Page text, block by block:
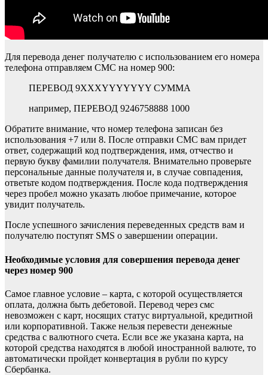
Для перевода денег получателю с использованием его номера
телефона отправляем СМС на номер 900:
ПЕРЕВОД 9XXXYYYYYYY СУММА
например, ПЕРЕВОД 9246758888 1000
Обратите внимание, что номер телефона записан без
использования +7 или 8. После отправки СМС вам придет
ответ, содержащий код подтверждения, имя, отчество и
первую букву фамилии получателя. Внимательно проверьте
персональные данные получателя и, в случае совпадения,
ответьте кодом подтверждения. После кода подтверждения
через пробел можно указать любое примечание, которое
увидит получатель.
После успешного зачисления переведенных средств вам и
получателю поступят SMS о завершении операции.
Необходимые условия для совершения перевода денег
через номер 900
Самое главное условие – карта, с которой осуществляется
оплата, должна быть дебетовой. Перевод через смс
невозможен с карт, носящих статус виртуальной, кредитной
или корпоративной. Также нельзя перевести денежные
средства с валютного счета. Если все же указана карта, на
которой средства находятся в любой иностранной валюте, то
автоматически пройдет конвертация в рубли по курсу
Сбербанка.